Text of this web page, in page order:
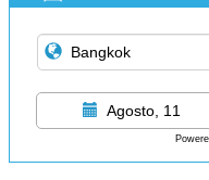
Agosto, 11